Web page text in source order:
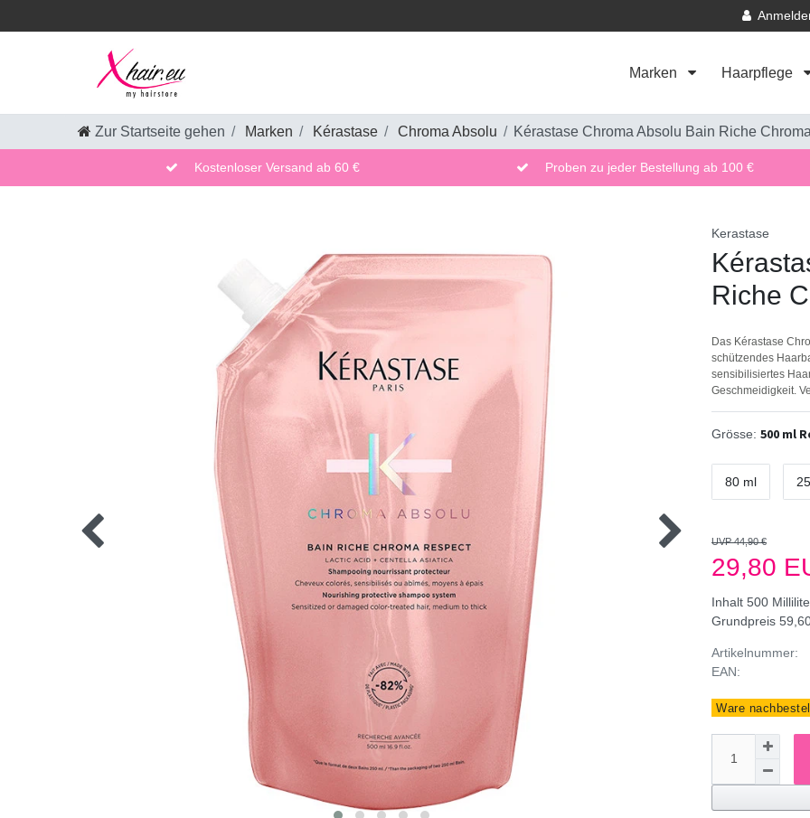
Marken Haarpflege
Zur Startseite gehen Marken Kérastase Chroma Absolu Kérastase Chroma Absolu Bain Riche
Kostenloser Versand ab 60 € Proben zu jeder Bestellung ab 100 €
Kerastase
Riche
Das Kérastase
schützendes
sensibilisiertes
Geschmeidigkeit.
Grösse: 500 ml
80 ml
UVP 44,90 €
29,80
Inhalt 500
Grundpreis
Artikelnummer:
EAN:
Ware